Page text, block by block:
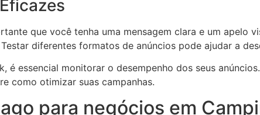
que você tenha uma mensagem clara e um apelo
diferentes formatos de anúncios pode ajudar a
é essencial monitorar o desempenho dos seus
como otimizar suas campanhas.
para negócios em